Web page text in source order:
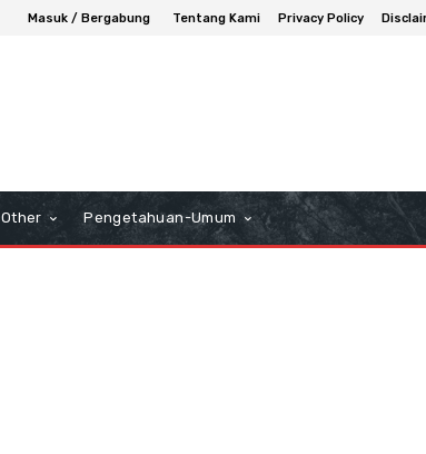
Masuk / Bergabung Tentang Kami Privacy Policy
Other Pengetahuan-Umum